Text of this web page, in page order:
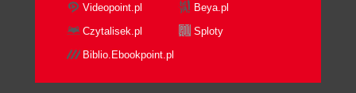
Wstępne przycinanie klipów w panelu Source
(132)
Dopracowywanie montowanej sekwencji (136)
Videopoint.pl
Beya.pl
Czytalisek.pl
Sploty
Biblio.Ebookpoint.pl